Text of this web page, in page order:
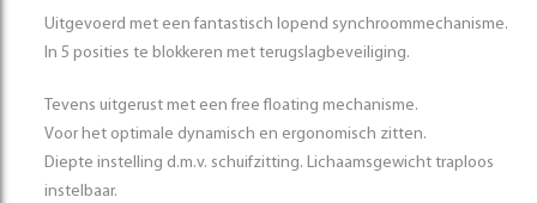
Uitgevoerd met een fantastisch lopend synchroommechanisme.
In 5 posities te blokkeren met terugslagbeveiliging.
Tevens uitgerust met een free floating mechanisme.
Voor het optimale dynamisch en ergonomisch zitten.
Diepte instelling d.m.v. schuifzitting. Lichaamsgewicht traploos
instelbaar.